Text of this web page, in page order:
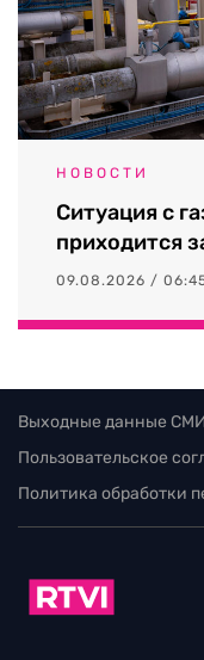
НОВОСТИ
Ситуация с
приходится
09.08.2026 /
Выходные данные СМИ
Пользовательское
Политика обработки